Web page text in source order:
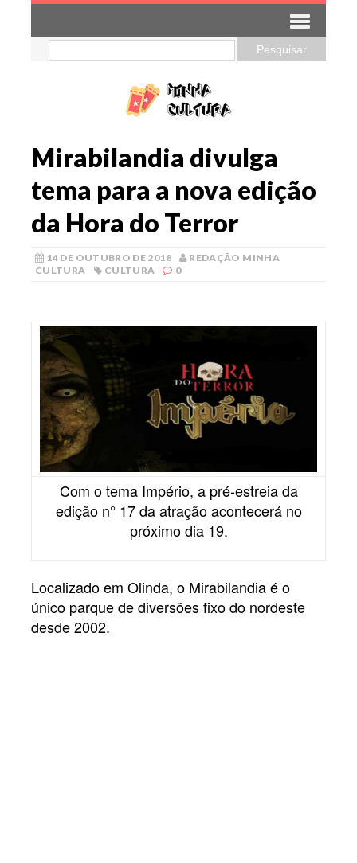
Mirabilandia divulga
tema para a nova edição
da Hora do Terror
14 DE OUTUBRO DE 2018
REDAÇÃO MINHA
CULTURA
CULTURA 0
Com o tema Império, a pré-estreia da
edição n° 17 da atração acontecerá no
próximo dia 19.
Localizado em Olinda, o Mirabilandia é o
único parque de diversões fixo do nordeste
desde 2002.